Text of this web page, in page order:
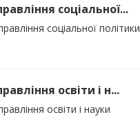
соціальної...
соціальної політики
освіти і н...
освіти і науки